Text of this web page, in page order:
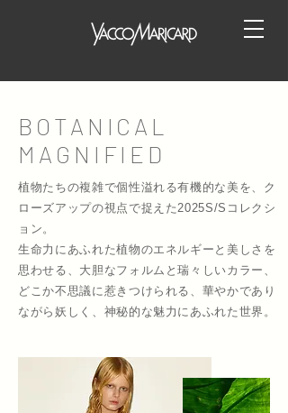
BOTANICAL
MAGNIFIED
植物たちの複雑で個性溢れる有機的な美を、ク
ローズアップの視点で捉えた2025S/Sコレクシ
ョン。
生命力にあふれた植物のエネルギーと美しさを
思わせる、大胆なフォルムと瑞々しいカラー、
どこか不思議に惹きつけられる、華やかであり
ながら妖しく、神秘的な魅力にあふれた世界。